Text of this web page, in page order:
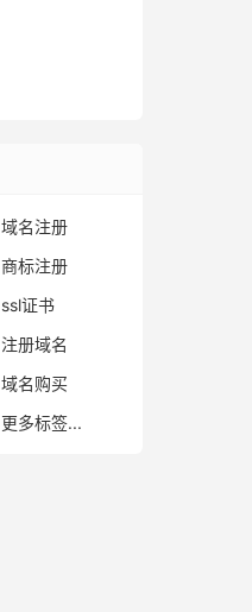
域名注册
商标注册
ssl证书
注册域名
域名购买
更多标签...